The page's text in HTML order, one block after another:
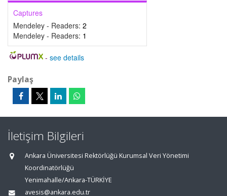
Captures
Mendeley - Readers: 2
Mendeley - Readers: 1
- see details
Paylaş
İletişim Bilgileri
Ankara Üniversitesi Rektörlüğü Kurumsal Veri Yönetimi
Koordinatörlüğü
Yenimahalle/Ankara-TÜRKİYE
avesis@ankara.edu.tr